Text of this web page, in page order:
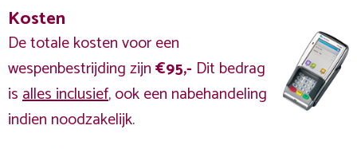
Kosten
De totale kosten voor een
wespenbestrijding zijn€95,- Dit bedrag
isalles inclusief, ook een nabehandeling
indien noodzakelijk.